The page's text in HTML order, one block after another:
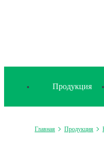
Продукция
Главная Продукция